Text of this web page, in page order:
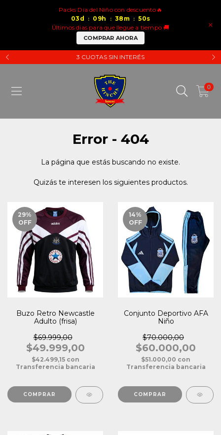
×
Packs Dia del Niño con descuento🔥
03 d : 09h : 38 m : 50s
Últimos días para que llegue a tiempo 🚚
COMPRAR AHORA
3 CUOTAS SIN INTERÉS
0
Error - 404
La página que estás buscando no existe.
Quizás te interesen los siguientes productos.
29%
OFF
Buzo Retro Newcastle
Adulto (frisa)
$69.999,00
$49.999,00
$42.499,15 con
Transferencia bancaria
COMPRAR
14%
OFF
Conjunto Deportivo AFA
Niño
$70.000,00
$60.000,00
$51.000,00 con
Transferencia bancaria
COMPRAR